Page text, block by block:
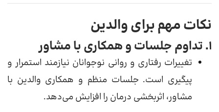
نکات مهم برای والدین
۱. تداوم جلسات و همکاری با مشاور
تغییرات رفتاری و روانی نوجوانان نیازمند استمرار و
پیگیری است. جلسات منظم و همکاری والدین با
مشاور، اثربخشی درمان را افزایش می‌دهد.